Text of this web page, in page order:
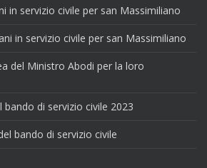
in servizio civile per san Massimiliano
in servizio civile per san Massimiliano
del Ministro Abodi per la loro
bando di servizio civile 2023
bando di servizio civile